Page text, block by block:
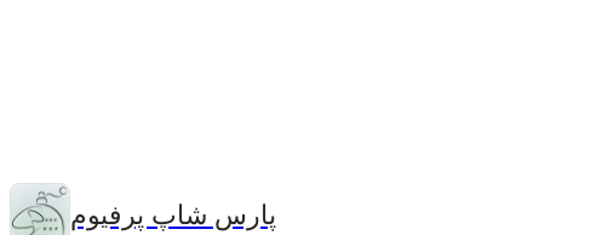
پارس شاپ پرفیوم